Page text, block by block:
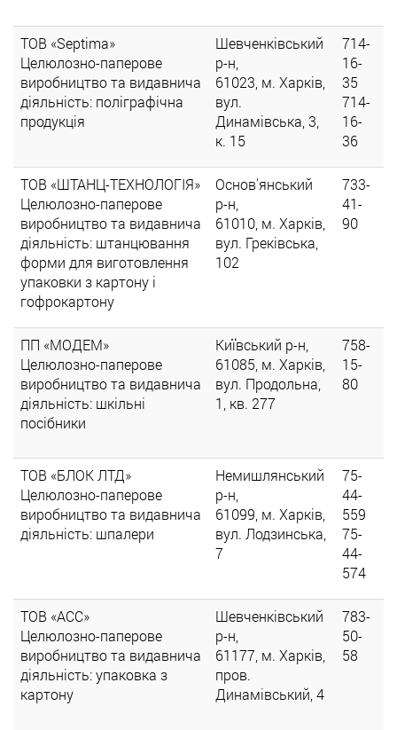
ТОВ «Septima»
Целюлозно-паперове
виробництво та видавнича
діяльність: поліграфічна
продукція
Шевченківський
р-н,
61023, м. Харків,
вул.
Динамівська, 3,
к. 15
714-
16-
35
714-
16-
36
ТОВ «ШТАНЦ-ТЕХНОЛОГІЯ»
Целюлозно-паперове
виробництво та видавнича
діяльність: штанцювання
форми для виготовлення
упаковки з картону і
гофрокартону
Основ'янський
р-н,
61010, м. Харків,
вул. Греківська,
102
733-
41-
90
ПП «МОДЕМ»
Целюлозно-паперове
виробництво та видавнича
діяльність: шкільні
посібники
Київський р-н,
61085, м. Харків,
вул. Продольна,
1, кв. 277
758-
15-
80
ТОВ «БЛОК ЛТД»
Целюлозно-паперове
виробництво та видавнича
діяльність: шпалери
Немишлянський
р-н,
61099, м. Харків,
вул. Лодзинська,
7
75-
44-
559
75-
44-
574
ТОВ «АСС»
Целюлозно-паперове
виробництво та видавнича
діяльність: упаковка з
картону
Шевченківський
р-н,
61177, м. Харків,
пров.
Динамівський, 4
783-
50-
58